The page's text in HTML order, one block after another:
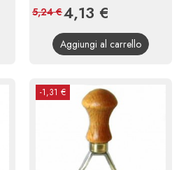
Prezzo
4,13 €
base
5,24 €
Aggiungi al carrello
-1,31 €